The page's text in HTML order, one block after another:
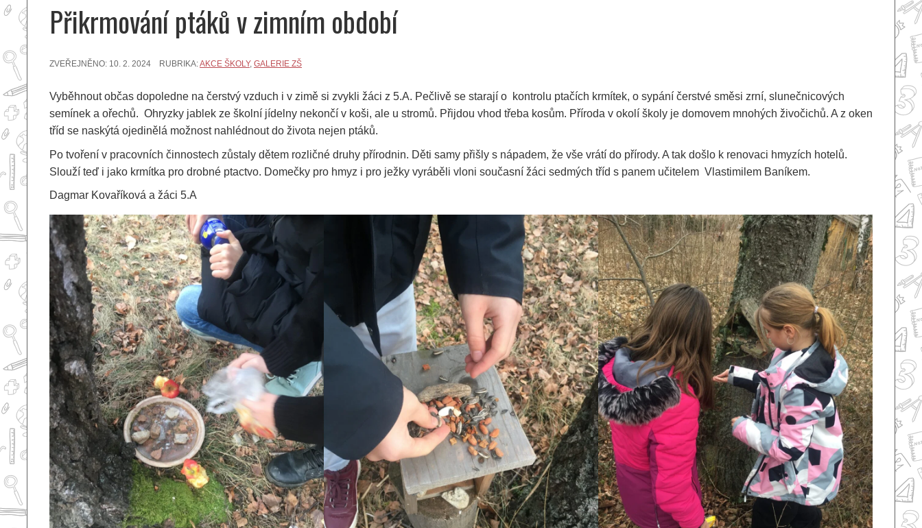
Přikrmování ptáků v zimním období
ZVEŘEJNĚNO: 10. 2. 2024 RUBRIKA:AKCE ŠKOLY, GALERIE ZŠ
Vyběhnout občas dopoledne na čerstvý vzduch i v zimě si zvykli žáci z 5.A. Pečlivě se starají o kontrolu ptačích krmítek, o sypání čerstvé směsi zrní, slunečnicových
semínek a ořechů. Ohryzky jablek ze školní jídelny nekončí v koši, ale u stromů. Přijdou vhod třeba kosům. Příroda v okolí školy je domovem mnohých živočichů. A z oken
tříd se naskýtá ojedinělá možnost nahlédnout do života nejen ptáků.
Po tvoření v pracovních činnostech zůstaly dětem rozličné druhy přírodnin. Děti samy přišly s nápadem, že vše vrátí do přírody. A tak došlo k renovaci hmyzích hotelů.
Slouží teď i jako krmítka pro drobné ptactvo. Domečky pro hmyz i pro ježky vyráběli vloni současní žáci sedmých tříd s panem učitelem Vlastimilem Baníkem.
Dagmar Kovaříková a žáci 5.A